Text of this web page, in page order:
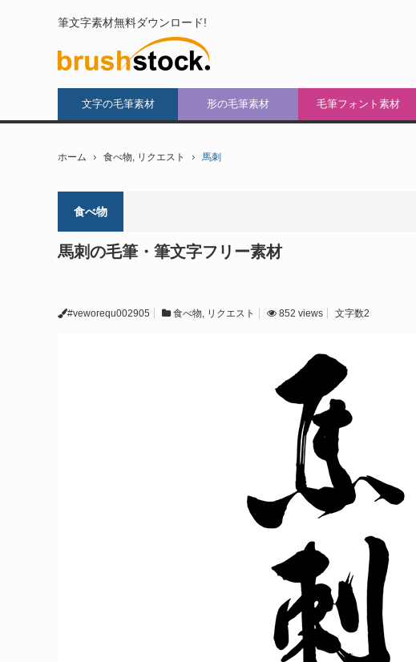
筆文字素材無料ダウンロード!
文字の毛筆素材 形の毛筆素材 毛筆フォント素材
ホーム 食べ物, リクエスト 馬刺
食べ物
馬刺の毛筆・筆文字フリー素材
#veworequ002905 食べ物, リクエスト 852 views 文字数2